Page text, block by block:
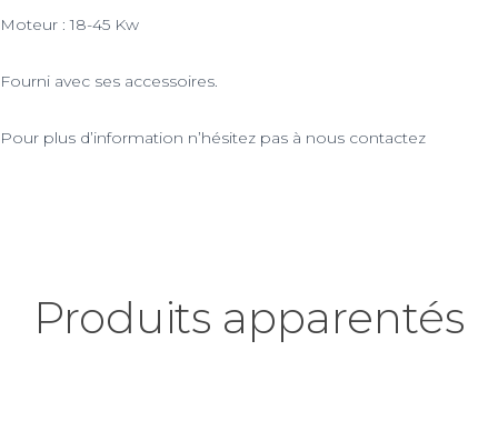
Moteur : 18-45 Kw
Fourni avec ses accessoires.
Pour plus d’information n’hésitez pas à nous contactez
Produits apparentés